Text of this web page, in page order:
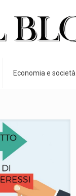
Economia e società